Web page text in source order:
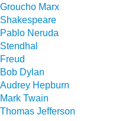
Groucho Marx
Shakespeare
Pablo Neruda
Stendhal
Freud
Bob Dylan
Audrey Hepburn
Mark Twain
Thomas Jefferson